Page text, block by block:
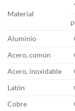
Material
Aluminio
Acero, común
Acero, inoxidable
Latón
Cobre